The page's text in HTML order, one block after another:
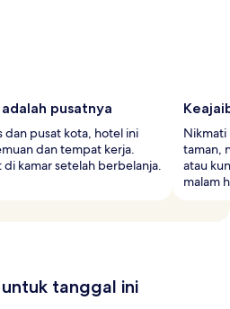
pusatnya
dan pusat kota, hotel ini
dan tempat kerja.
kamar setelah berbelanja.
taman,
atau
malam
tanggal ini